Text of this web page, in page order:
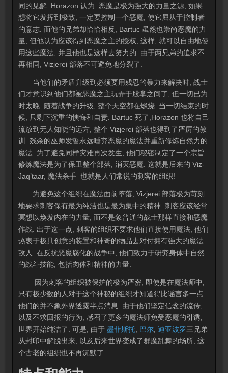
同的见解. Horazon 认为: 恶魔是极为强大的力量之源, 如果
想将它发挥到极致, 一定要控制一个恶魔, 使它屈从于控制者
的意志. 而他的兄弟却恰恰相反, Bartuc 虽然也崇尚恶魔的力
量, 但他认为应该得到恶魔之主的授权, 这样, 就可以自由地使
用这些魔法, 并且他也是这样去努力的. 由于两兄弟的追求不
再相同, Vizjerei 部落不可避免地分裂了.
当他们的矛盾升级到必须要用残忍的暴力来解决时, 战士
们才意识到他们都被恶魔之主玩弄于股掌之间了, 但一切已为
时太晚. 随着战争的升级, 整个天空都在燃烧. 当一切结束的时
候, 只剩下沉重的懊悔和自责. Bartuc 死了,Horazon 也将自己
流放到无人知晓的远方, 整个 Vizjerei 部落也得到了严厉的教
训. 残余的巫师发誓永远唾弃恶魔的魔法并重新修炼自然力的
魔法. 为了避免同样灾难再次发生, 他们秘密制定了一个宗旨:
修炼魔法是为了保卫整个部落, 消灭恶魔. 这就是后来的 Viz-
Jaq’taar, 魔法杀手–也就是人们常说的刺客的组织!
为避免这个组织在魔法面前堕落, Vizjerei 部落极为苛刻
地要求刺客保有最为纯洁也是最为集中的精神. 刺客应该经常
冥想以焕发内在的力量, 而不是象普通的战士那样直接和恶魔
作战. 出于这一点, 刺客的组织不要求他们直接使用魔法, 他们
热衷于极具创意的装置和神奇的物品去对付拥有强大的魔法
敌人. 在反抗恶魔腐化的战争中, 他们致力于研究身体中自然
的战斗技能, 包括肉体和精神的力量.
因为刺客的组织被保护的极为严密, 即使是在魔法师中,
只有极少数的人对于这个神秘的组织才知道得比谣言多一点.
他们的并不象外界透露半点消息. 由于他们坚定信念的流传,
以及不求回报的行为, 感召了更多的魔法师免受恶魔的引诱,
世界开始纯洁了. 可是, 由于墨菲斯托 巴尔 ,迪亚波罗三兄弟
从封印中解脱出来, 以及后来世界变成了群魔乱舞的场所, 这
个古老的组织也不再沉默了.